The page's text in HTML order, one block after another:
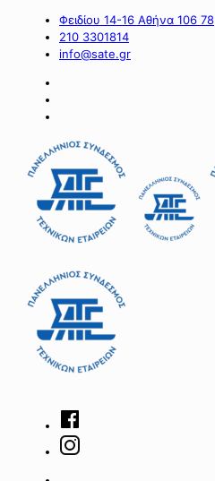
Φειδίου 14-16 Αθήνα 106 78
210 3301814
info@sate.gr